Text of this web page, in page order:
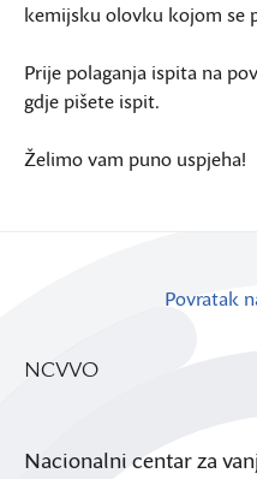
kemijsku olovku kojom se
Prije polaganja ispita na
gdje pišete ispit.
Želimo vam puno uspjeha!
Povratak
NCVVO
Nacionalni centar za